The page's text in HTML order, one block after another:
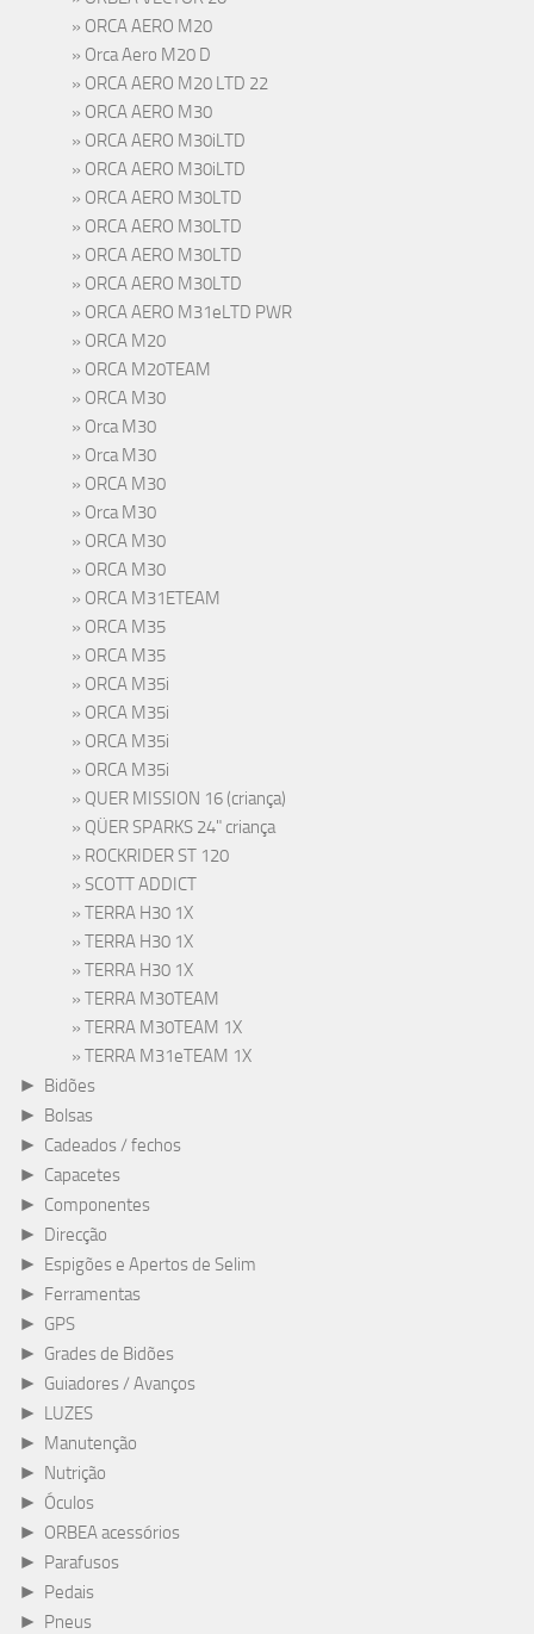
ORCA AERO M20
Orca Aero M20 D
ORCA AERO M20 LTD 22
ORCA AERO M30
ORCA AERO M30iLTD
ORCA AERO M30iLTD
ORCA AERO M30LTD
ORCA AERO M30LTD
ORCA AERO M30LTD
ORCA AERO M30LTD
ORCA AERO M31eLTD PWR
ORCA M20
ORCA M20TEAM
ORCA M30
Orca M30
Orca M30
ORCA M30
Orca M30
ORCA M30
ORCA M30
ORCA M31ETEAM
ORCA M35
ORCA M35
ORCA M35i
ORCA M35i
ORCA M35i
ORCA M35i
QUER MISSION 16 (criança)
QÜER SPARKS 24" criança
ROCKRIDER ST 120
SCOTT ADDICT
TERRA H30 1X
TERRA H30 1X
TERRA H30 1X
TERRA M30TEAM
TERRA M30TEAM 1X
TERRA M31eTEAM 1X
► Bidões
► Bolsas
► Cadeados / fechos
► Capacetes
► Componentes
► Direcção
► Espigões e Apertos de Selim
► Ferramentas
► GPS
► Grades de Bidões
► Guiadores / Avanços
► LUZES
► Manutenção
► Nutrição
► Óculos
► ORBEA acessórios
► Parafusos
► Pedais
► Pneus